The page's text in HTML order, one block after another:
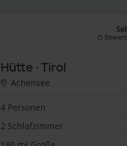
(5
Hütte · Tirol
Achensee
4 Personen
2 Schlafzimmer